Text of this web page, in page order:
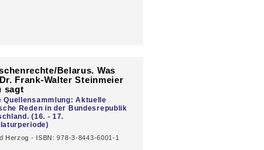
Belarus. Was
Frank-Walter Steinmeier
sagt
Quellensammlung: Aktuelle
Reden in der Bundesrepublik
(16. - 17.
Herzog - ISBN: 978-3-8443-6001-1